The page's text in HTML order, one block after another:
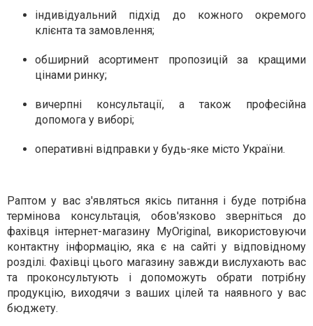
індивідуальний підхід до кожного окремого
клієнта та замовлення;
обширний асортимент пропозицій за кращими
цінами ринку;
вичерпні консультації, а також професійна
допомога у виборі;
оперативні відправки у будь-яке місто України.
Раптом у вас з'являться якісь питання і буде потрібна
термінова консультація, обов'язково зверніться до
фахівця інтернет-магазину MyOriginal, використовуючи
контактну інформацію, яка є на сайті у відповідному
розділі. Фахівці цього магазину завжди вислухають вас
та проконсультують і допоможуть обрати потрібну
продукцію, виходячи з ваших цілей та наявного у вас
бюджету.